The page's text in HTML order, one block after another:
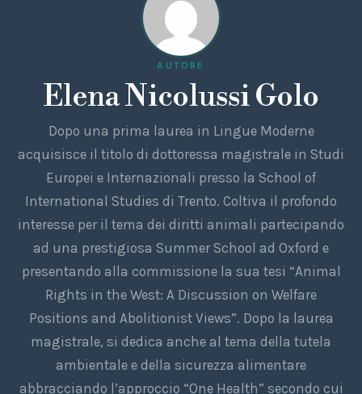
AUTORE
Elena Nicolussi Golo
Dopo una prima laurea in Lingue Moderne
acquisisce il titolo di dottoressa magistrale in Studi
Europei e Internazionali presso la School of
International Studies di Trento. Coltiva il profondo
interesse per il tema dei diritti animali partecipando
ad una prestigiosa Summer School ad Oxford e
presentando alla commissione la sua tesi “Animal
Rights in the West: A Discussion on Welfare
Positions and Abolitionist Views”. Dopo la laurea
magistrale, si dedica anche al tema della tutela
ambientale e della sicurezza alimentare
abbracciando l’approccio “One Health” secondo cui